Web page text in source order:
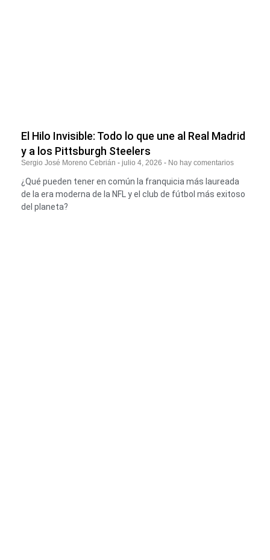
El Hilo Invisible: Todo lo que une al Real Madrid
y a los Pittsburgh Steelers
Sergio José Moreno Cebrián julio 4, 2026 No hay comentarios
¿Qué pueden tener en común la franquicia más laureada
de la era moderna de la NFL y el club de fútbol más exitoso
del planeta?